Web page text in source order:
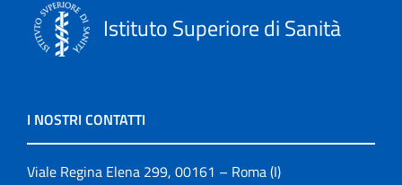
Istituto Superiore di Sanità
I NOSTRI CONTATTI
Viale Regina Elena 299, 00161 – Roma (I)